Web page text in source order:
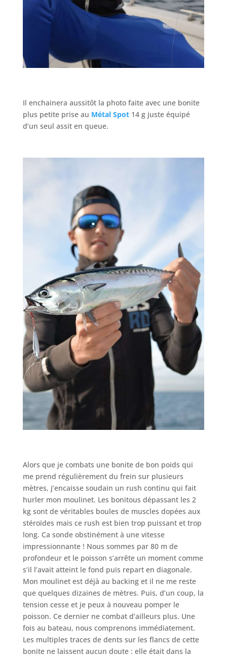
Il enchainera aussitôt la photo faite avec une bonite
plus petite prise au Métal Spot 14 g juste équipé
d’un seul assit en queue.
Alors que je combats une bonite de bon poids qui
me prend régulièrement du frein sur plusieurs
mètres, j’encaisse soudain un rush continu qui fait
hurler mon moulinet. Les bonitous dépassant les 2
kg sont de véritables boules de muscles dopées aux
stéroïdes mais ce rush est bien trop puissant et trop
long. Ca sonde obstinément à une vitesse
impressionnante ! Nous sommes par 80 m de
profondeur et le poisson s’arrête un moment comme
s’il l’avait atteint le fond puis repart en diagonale.
Mon moulinet est déjà au backing et il ne me reste
que quelques dizaines de mètres. Puis, d’un coup, la
tension cesse et je peux à nouveau pomper le
poisson. Ce dernier ne combat d’ailleurs plus. Une
fois au bateau, nous comprenons immédiatement.
Les multiples traces de dents sur les flancs de cette
bonite ne laissent aucun doute : elle était dans la